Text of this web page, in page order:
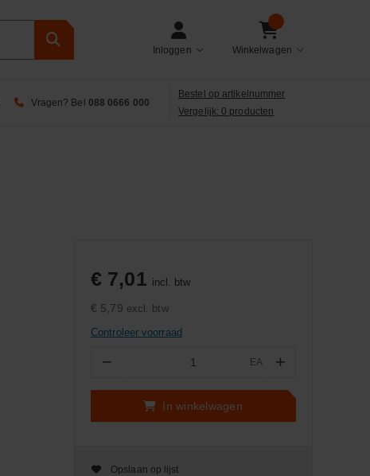
Inloggen Winkelwagen
Vragen? Bel 088 0666 000
Bestel op artikelnummer
Vergelijk: 0 producten
€ 7,01 incl. btw
€ 5,79 excl. btw
Controleer voorraad
− EA +
In winkelwagen
Opslaan op lijst